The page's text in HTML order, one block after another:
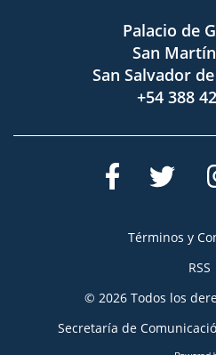
Palacio de
San
San Salvador
+54 388
Términos y
RSS
© 2026 Todos los
Secretaría de